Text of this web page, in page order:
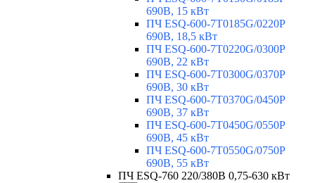
690В, 15 кВт
ПЧ ESQ-600-7T0185G/0220P
690В, 18,5 кВт
ПЧ ESQ-600-7T0220G/0300P
690В, 22 кВт
ПЧ ESQ-600-7T0300G/0370P
690В, 30 кВт
ПЧ ESQ-600-7T0370G/0450P
690В, 37 кВт
ПЧ ESQ-600-7T0450G/0550P
690В, 45 кВт
ПЧ ESQ-600-7T0550G/0750P
690В, 55 кВт
ПЧ ESQ-760 220/380В 0,75-630 кВт